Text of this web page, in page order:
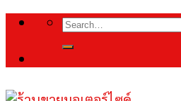
Skip
content
Search